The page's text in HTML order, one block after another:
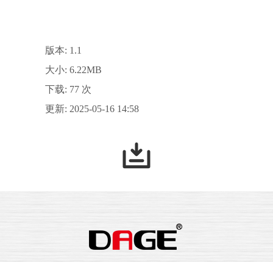
版本: 1.1
大小: 6.22MB
下载: 77 次
更新: 2025-05-16 14:58